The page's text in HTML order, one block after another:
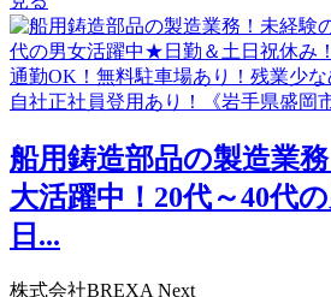
船用鋳造部品の製造業
大活躍中！20代～40代
日...
株式会社BREXA Next